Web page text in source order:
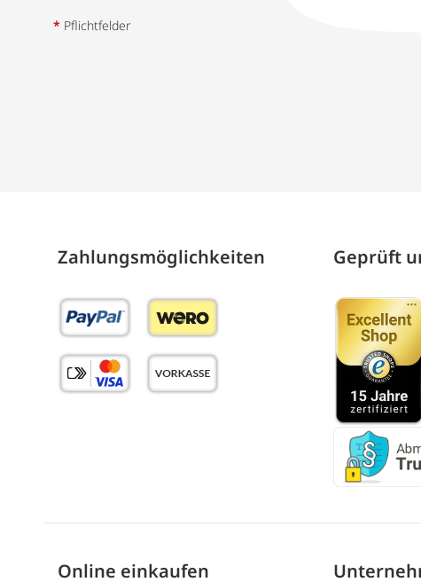
* Pflichtfelder
Zahlungs­möglich­keiten Geprüft
Online einkaufen